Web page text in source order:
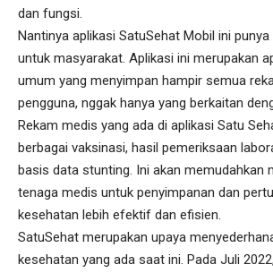
dan fungsi.
Nantinya aplikasi SatuSehat Mobil ini
untuk masyarakat. Aplikasi ini merupakan
umum yang menyimpan hampir semua
pengguna, nggak hanya yang berkaitan
Rekam medis yang ada di aplikasi Satu
berbagai vaksinasi, hasil pemeriksaan
basis data stunting. Ini akan memudahkan
tenaga medis untuk penyimpanan dan
kesehatan lebih efektif dan efisien.
SatuSehat merupakan upaya
kesehatan yang ada saat ini. Pada Juli